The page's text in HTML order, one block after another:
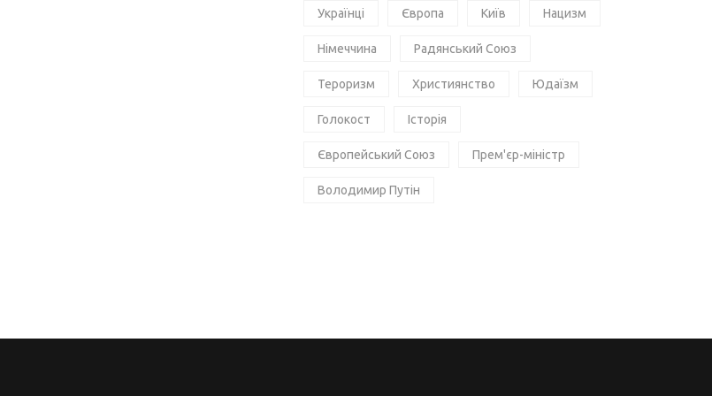
Українці Європа Київ Нацизм
Німеччина Радянський Союз
Тероризм Християнство Юдаїзм
Голокост Історія
Європейський Союз Прем'єр-міністр
Володимир Путін